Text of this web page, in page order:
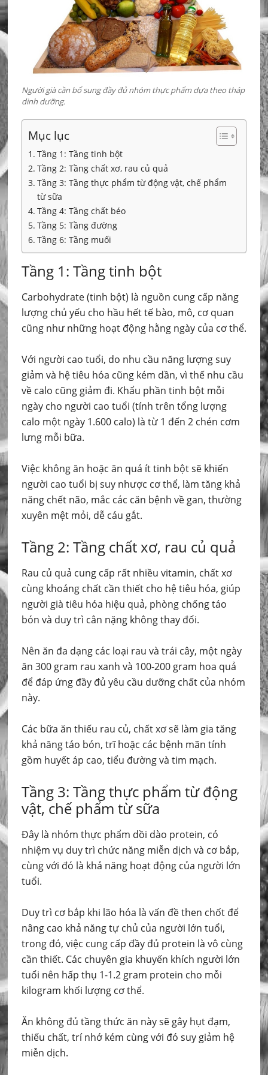
Người già cần bổ sung đầy đủ nhóm thực phẩm dựa theo tháp
dinh dưỡng.
Mục lục
Tầng 1: Tầng tinh bột
Tầng 2: Tầng chất xơ, rau củ quả
Tầng 3: Tầng thực phẩm từ động vật, chế phẩm
từ sữa
Tầng 4: Tầng chất béo
Tầng 5: Tầng đường
Tầng 6: Tầng muối
Tầng 1: Tầng tinh bột
Carbohydrate (tinh bột) là nguồn cung cấp năng
lượng chủ yếu cho hầu hết tế bào, mô, cơ quan
cũng như những hoạt động hằng ngày của cơ thể.
Với người cao tuổi, do nhu cầu năng lượng suy
giảm và hệ tiêu hóa cũng kém dần, vì thế nhu cầu
về calo cũng giảm đi. Khẩu phần tinh bột mỗi
ngày cho người cao tuổi (tính trên tổng lượng
calo một ngày 1.600 calo) là từ 1 đến 2 chén cơm
lưng mỗi bữa.
Việc không ăn hoặc ăn quá ít tinh bột sẽ khiến
người cao tuổi bị suy nhược cơ thể, làm tăng khả
năng chết não, mắc các căn bệnh về gan, thường
xuyên mệt mỏi, dễ cáu gắt.
Tầng 2: Tầng chất xơ, rau củ quả
Rau củ quả cung cấp rất nhiều vitamin, chất xơ
cùng khoáng chất cần thiết cho hệ tiêu hóa, giúp
người già tiêu hóa hiệu quả, phòng chống táo
bón và duy trì cân nặng không thay đổi.
Nên ăn đa dạng các loại rau và trái cây, một ngày
ăn 300 gram rau xanh và 100-200 gram hoa quả
để đáp ứng đầy đủ yêu cầu dưỡng chất của nhóm
này.
Các bữa ăn thiếu rau củ, chất xơ sẽ làm gia tăng
khả năng táo bón, trĩ hoặc các bệnh mãn tính
gồm huyết áp cao, tiểu đường và tim mạch.
Tầng 3: Tầng thực phẩm từ động
vật, chế phẩm từ sữa
Đây là nhóm thực phẩm dồi dào protein, có
nhiệm vụ duy trì chức năng miễn dịch và cơ bắp,
cùng với đó là khả năng hoạt động của người lớn
tuổi.
Duy trì cơ bắp khi lão hóa là vấn đề then chốt để
nâng cao khả năng tự chủ của người lớn tuổi,
trong đó, việc cung cấp đầy đủ protein là vô cùng
cần thiết. Các chuyên gia khuyến khích người lớn
tuổi nên hấp thụ 1-1.2 gram protein cho mỗi
kilogram khối lượng cơ thể.
Ăn không đủ tầng thức ăn này sẽ gây hụt đạm,
thiếu chất, trí nhớ kém cùng với đó suy giảm hệ
miễn dịch.